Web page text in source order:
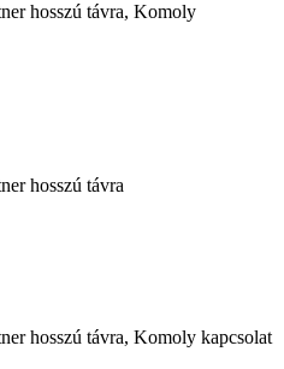
hosszú távra, Komoly
hosszú távra
hosszú távra, Komoly kapcsolat